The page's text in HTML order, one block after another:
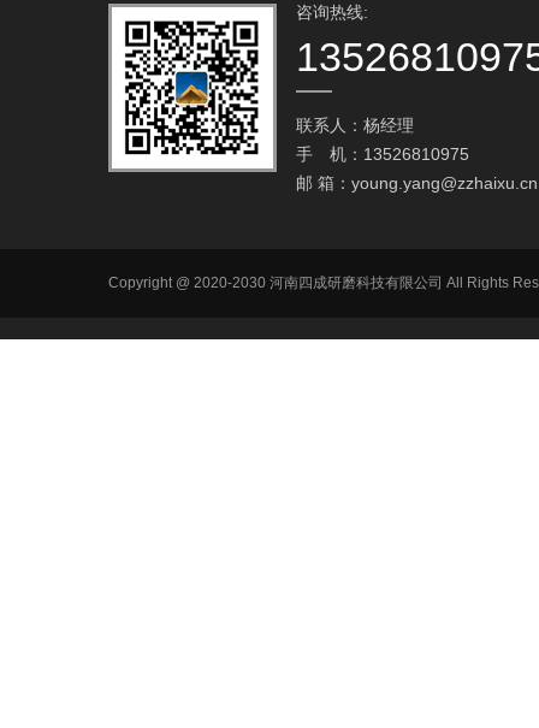
咨询热线:
联系人：杨经理
手 机：13526810975
邮 箱： young.yang@zzhaixu.cn
Copyright @ 2020-2030 河南四成研磨科技有限公司 All Rights